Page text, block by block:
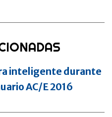
inteligente durante
AC/E 2016